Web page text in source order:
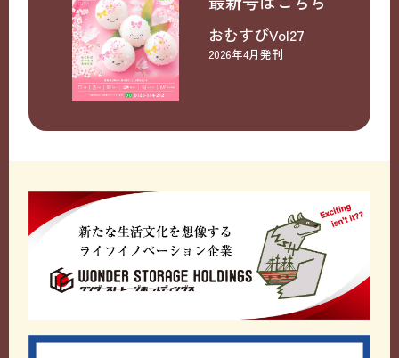
おむすびVol27
2026年4月発刊